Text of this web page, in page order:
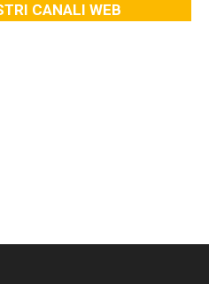
CANALI WEB